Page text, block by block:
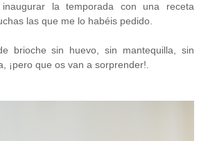
la temporada con una receta
las que me lo habéis pedido.
brioche sin huevo, sin mantequilla, sin
¡pero que os van a sorprender!.